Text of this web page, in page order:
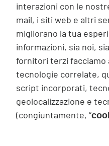
interazioni con le
mail, i siti web e altri
migliorano la tua
informazioni, sia noi,
fornitori terzi facciamo
tecnologie correlate,
script incorporati,
geolocalizzazione e
(congiuntamente, “